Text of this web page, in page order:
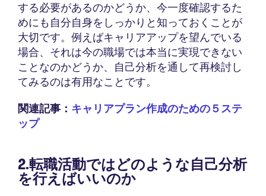
する必要があるのかどうか、今一度確認するた
めにも自分自身をしっかりと知っておくことが
大切です。例えばキャリアアップを望んでいる
場合、それは今の職場では本当に実現できない
ことなのかどうか、自己分析を通して再検討し
てみるのは有用なことです。
関連記事： キャリアプラン作成のための５ステ
ップ
2.転職活動ではどのような自己分析
を行えばいいのか